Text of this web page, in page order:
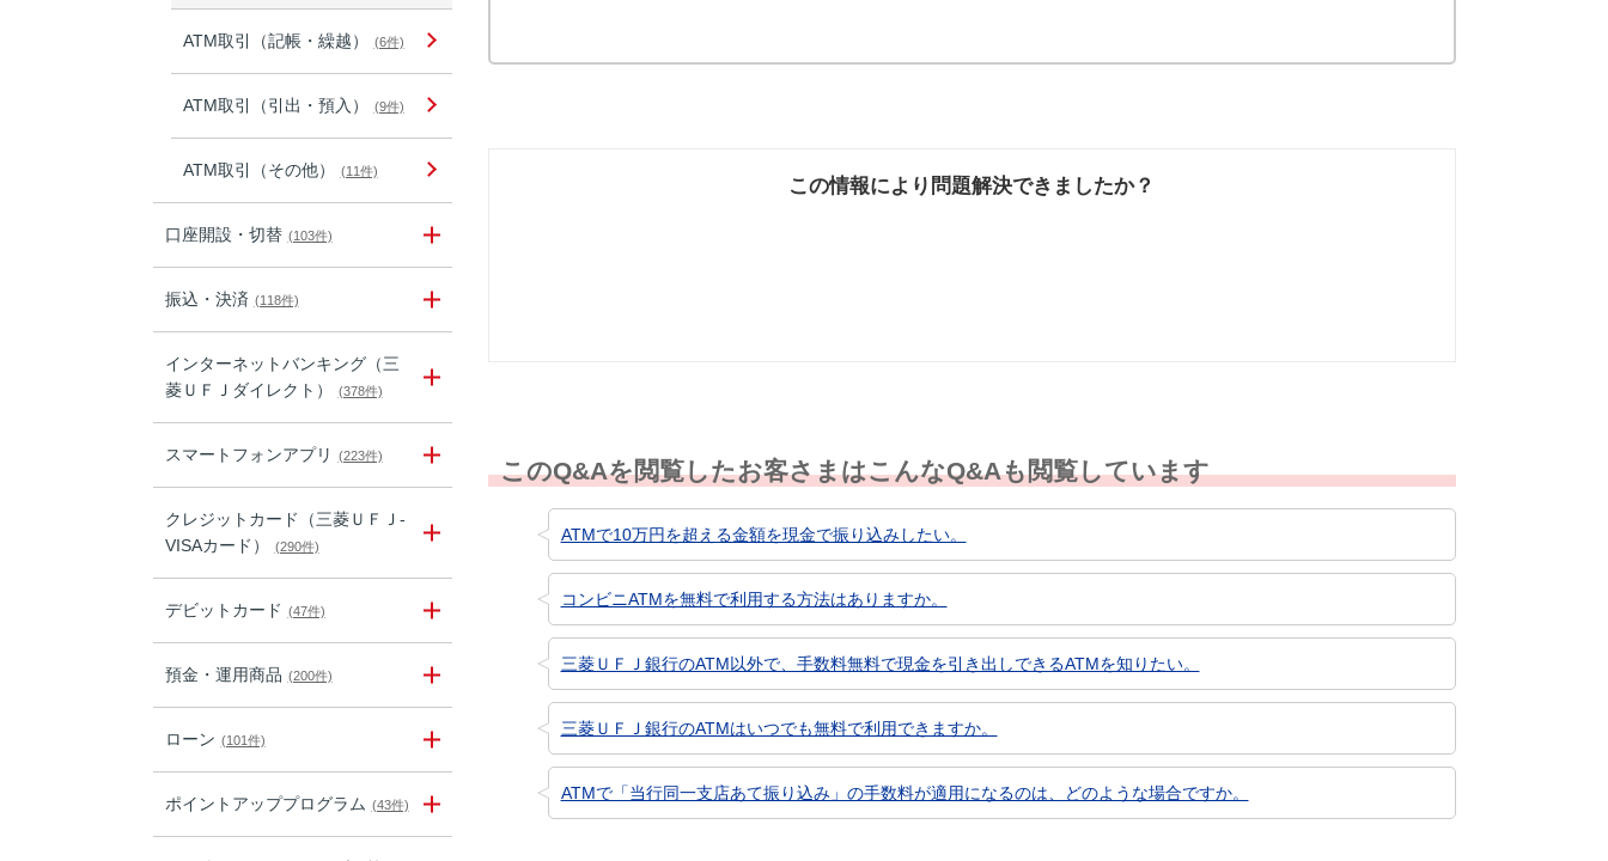
ATM取引（記帳・繰越） (6件)
ATM取引（引出・預入） (9件)
ATM取引（その他） (11件)
口座開設・切替 (103件)
振込・決済 (118件)
インターネットバンキング（三
菱ＵＦＪダイレクト）
(378件)
スマートフォンアプリ (223件)
クレジットカード（三菱ＵＦＪ-
VISAカード）
(290件)
デビットカード (47件)
預金・運用商品 (200件)
ローン (101件)
ポイントアッププログラム (43件)
この情報により問題解決できましたか？
このQ&Aを閲覧したお客さまはこんなQ&Aも閲覧しています
ATMで10万円を超える金額を現金で振り込みしたい。
コンビニATMを無料で利用する方法はありますか。
三菱ＵＦＪ銀行のATM以外で、手数料無料で現金を引き出しできるATMを知りたい。
三菱ＵＦＪ銀行のATMはいつでも無料で利用できますか。
ATMで「当行同一支店あて振り込み」の手数料が適用になるのは、どのような場合ですか。